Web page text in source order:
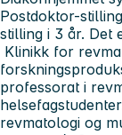
Postdoktor-
stilling i 3 år. Det
Klinikk for
professorat i
revmatologi og